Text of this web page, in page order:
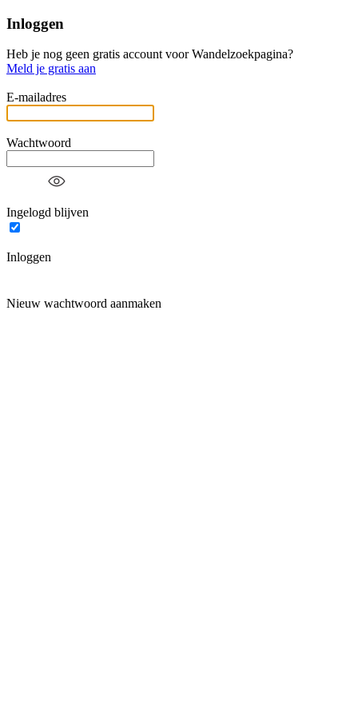
Inloggen
Heb je nog geen gratis account voor Wandelzoekpagina?
Meld je gratis aan
E-mailadres
Wachtwoord
Ingelogd blijven
Inloggen
Nieuw wachtwoord aanmaken